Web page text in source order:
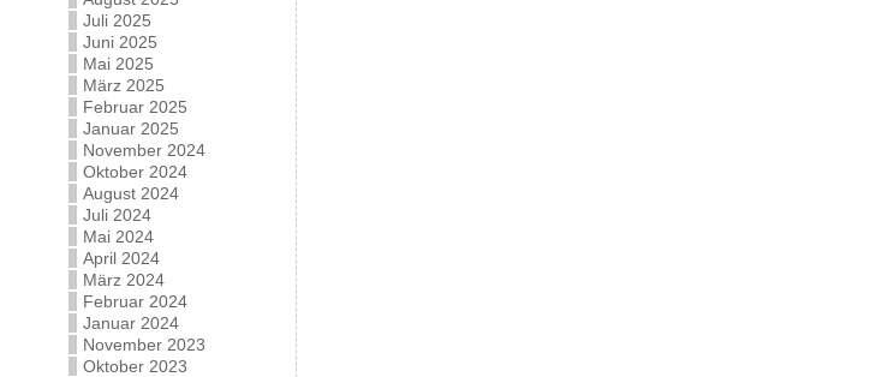
Juli 2025
Juni 2025
Mai 2025
März 2025
Februar 2025
Januar 2025
November 2024
Oktober 2024
August 2024
Juli 2024
Mai 2024
April 2024
März 2024
Februar 2024
Januar 2024
November 2023
Oktober 2023